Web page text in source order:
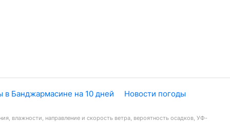
в Банджармасине на 10 дней
Новости погоды
влажности, направление и скорость ветра, вероятность осадков, УФ-